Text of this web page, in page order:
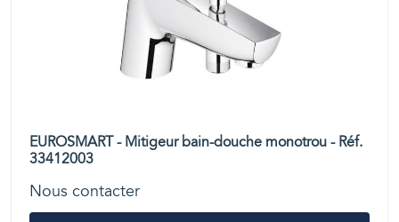
EUROSMART - Mitigeur bain-douche monotrou - Réf.
33412003
Nous contacter